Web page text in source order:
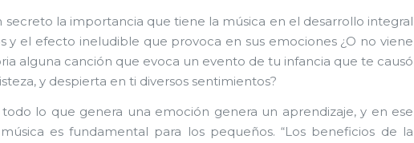
secreto la importancia que tiene la música en el desarrollo integral
y el efecto ineludible que provoca en sus emociones ¿O no viene
alguna canción que evoca un evento de tu infancia que te causó
y despierta en ti diversos sentimientos?
todo lo que genera una emoción genera un aprendizaje, y en ese
es fundamental para los pequeños. “Los beneficios de la